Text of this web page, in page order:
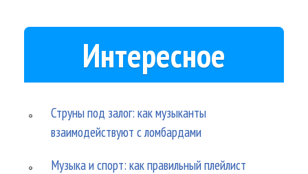
Интересное
Струны под залог: как музыканты
взаимодействуют с ломбардами
Музыка и спорт: как правильный плейлист